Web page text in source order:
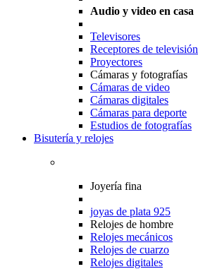
Audio y video en casa
Televisores
Receptores de televisión
Proyectores
Cámaras y fotografías
Cámaras de video
Cámaras digitales
Cámaras para deporte
Estudios de fotografías
Bisutería y relojes
Joyería fina
joyas de plata 925
Relojes de hombre
Relojes mecánicos
Relojes de cuarzo
Relojes digitales